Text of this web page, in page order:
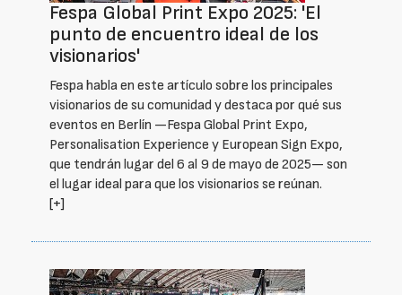
Fespa Global Print Expo 2025: 'El
punto de encuentro ideal de los
visionarios'
Fespa habla en este artículo sobre los principales
visionarios de su comunidad y destaca por qué sus
eventos en Berlín —Fespa Global Print Expo,
Personalisation Experience y European Sign Expo,
que tendrán lugar del 6 al 9 de mayo de 2025— son
el lugar ideal para que los visionarios se reúnan.
[+]